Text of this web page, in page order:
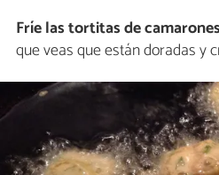
Fríe las tortitas de camarones
que veas que están doradas y